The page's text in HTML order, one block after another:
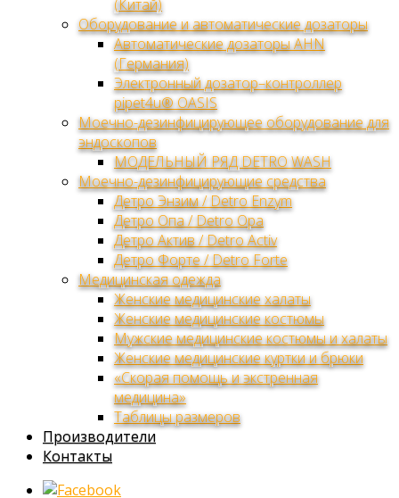
(Китай)
Оборудование и автоматические дозаторы
Автоматические дозаторы AHN
(Германия)
Электронный дозатор–контроллер
pipet4u® OASIS
Моечно-дезинфицирующее оборудование для
эндоскопов
МОДЕЛЬНЫЙ РЯД DETRO WASH
Моечно-дезинфицирующие средства
Детро Энзим / Detro Enzym
Детро Опа / Detro Opa
Детро Актив / Detro Activ
Детро Форте / Detro Forte
Медицинская одежда
Женские медицинские халаты
Женские медицинские костюмы
Мужские медицинские костюмы и халаты
Женские медицинские куртки и брюки
«Скорая помощь и экстренная
медицина»
Таблицы размеров
Производители
Контакты